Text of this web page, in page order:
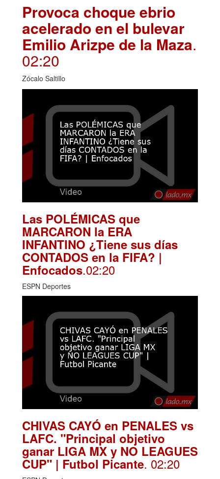
Provoca choque ebrio
acelerado en el bulevar
Emilio Arizpe de la Maza.
02:20
Zócalo Saltillo
Las POLÉMICAS que
MARCARON la ERA
INFANTINO ¿Tiene sus días
CONTADOS en la FIFA? |
Enfocados.02:20
ESPN Deportes
CHIVAS CAYÓ en PENALES vs
LAFC. "Principal objetivo
ganar LIGA MX y NO LEAGUES
CUP" | Futbol Picante. 02:20